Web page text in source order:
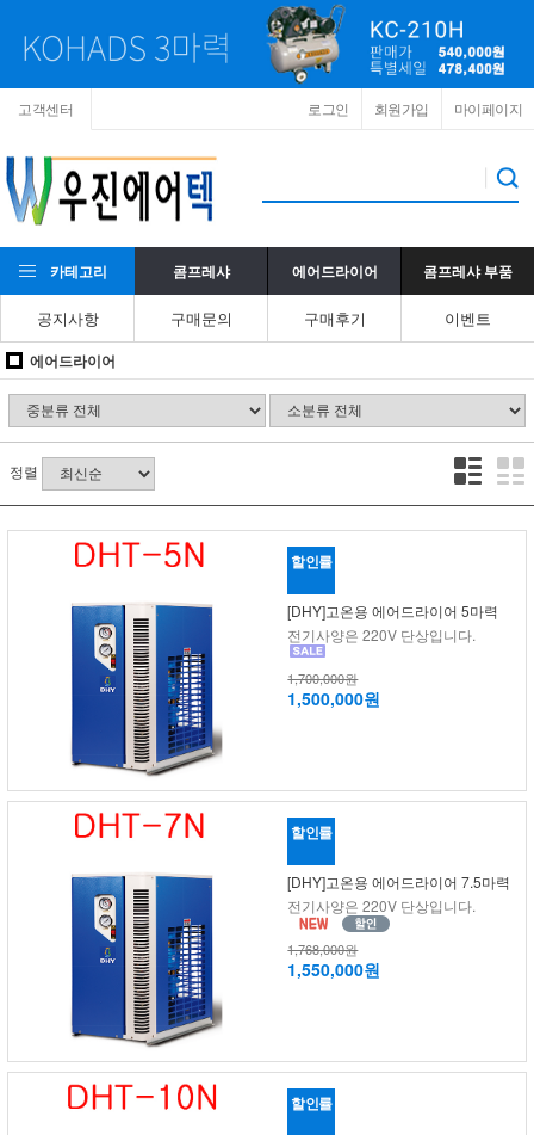
고객센터 마이페이지
회원가입
로그인
카테고리 콤프레샤 에어드라이어 콤프레샤 부품
공지사항 구매문의 구매후기 이벤트
에어드라이어
정렬
할인률
[DHY]고온용 에어드라이어 5마력
전기사양은 220V 단상입니다.
1,700,000원
1,500,000원
할인률
[DHY]고온용 에어드라이어 7.5마력
전기사양은 220V 단상입니다.
1,768,000원
1,550,000원
할인률